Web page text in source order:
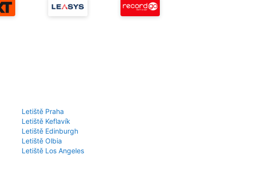
Letiště Praha
Letiště Keflavík
Letiště Edinburgh
Letiště Olbia
Letiště Los Angeles